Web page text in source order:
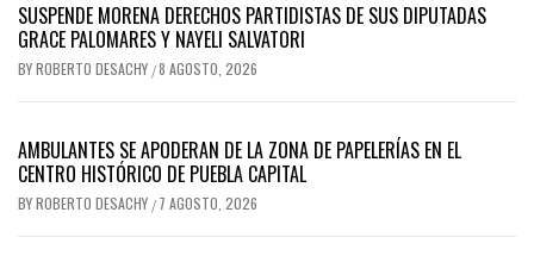
SUSPENDE MORENA DERECHOS PARTIDISTAS DE SUS DIPUTADAS
GRACE PALOMARES Y NAYELI SALVATORI
BYROBERTO DESACHY /8 AGOSTO, 2026
AMBULANTES SE APODERAN DE LA ZONA DE PAPELERÍAS EN EL
CENTRO HISTÓRICO DE PUEBLA CAPITAL
BYROBERTO DESACHY / 7 AGOSTO, 2026